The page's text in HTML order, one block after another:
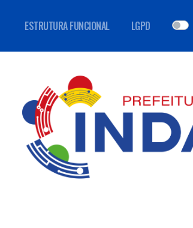
ESTRUTURA FUNCIONAL LGPD